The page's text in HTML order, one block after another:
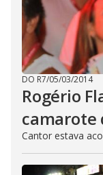
DO R7/05/03/2014
Rogério
camarote
Cantor estava